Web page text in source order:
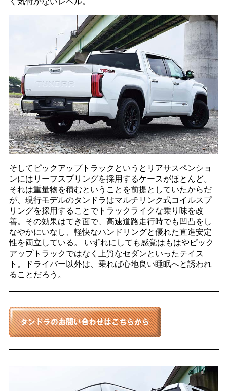
そしてピックアップトラックというとリアサスペンショ
ンにはリーフスプリングを採用するケースがほとんど。
それは重量物を積むということを前提としていたからだ
が、現行モデルのタンドラはマルチリンク式コイルスプ
リングを採用することでトラックライクな乗り味を改
善。その効果はてき面で、高速道路走行時でも凹凸をし
なやかにいなし、軽快なハンドリングと優れた直進安定
性を両立している。 いずれにしても感覚はもはやピック
アップトラックではなく上質なセダンといったテイス
ト。ドライバー以外は、乗れば心地良い睡眠へと誘われ
ることだろう。